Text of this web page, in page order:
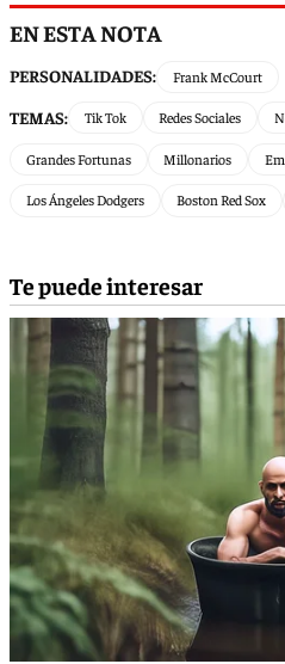
EN ESTA NOTA
PERSONALIDADES: Frank McCourt
TEMAS: Tik Tok Redes Sociales
Grandes Fortunas Millonarios
Los Ángeles Dodgers Boston Red Sox